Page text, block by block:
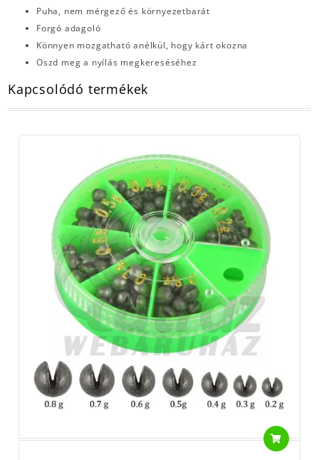
Puha, nem mérgező és környezetbarát
Forgó adagoló
Könnyen mozgatható anélkül, hogy kárt okozna
Oszd meg a nyílás megkereséséhez
Kapcsolódó termékek